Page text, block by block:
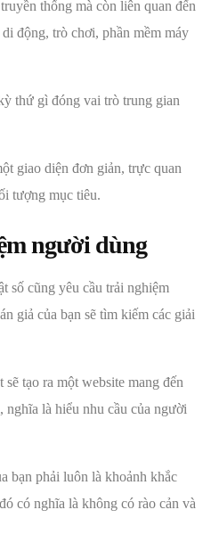
thống mà còn liên quan đến
động, trò chơi, phần mềm máy
thứ gì đóng vai trò trung gian
giao diện đơn giản, trực quan
tượng mục tiêu.
người dùng
số cũng yêu cầu trải nghiệm
giả của bạn sẽ tìm kiếm các giải
tạo ra một website mang đến
nghĩa là hiểu nhu cầu của người
bạn phải luôn là khoảnh khắc
có nghĩa là không có rào cản và